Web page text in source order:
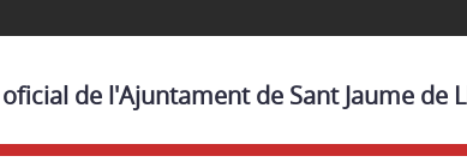
de l'Ajuntament de Sant Jaume de